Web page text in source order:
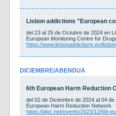
Lisbon addictions "European
del 23 al 25 de Octubre de 2024 en
European Monitoring Centre for
https://www.lisbonaddictions.eu/
DICIEMBRE/ABENDUA
6th European Harm Reduction
del 02 de Diciembre de 2024 al 04
European Harm Reduction Network
https://idpc.net/events/2023/12/6th-